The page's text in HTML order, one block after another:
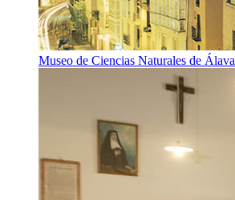
Museo de Ciencias Naturales de Álava